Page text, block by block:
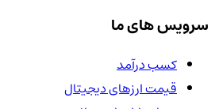
سرویس های ما
کسب درآمد
قیمت ارزهای دیجیتال